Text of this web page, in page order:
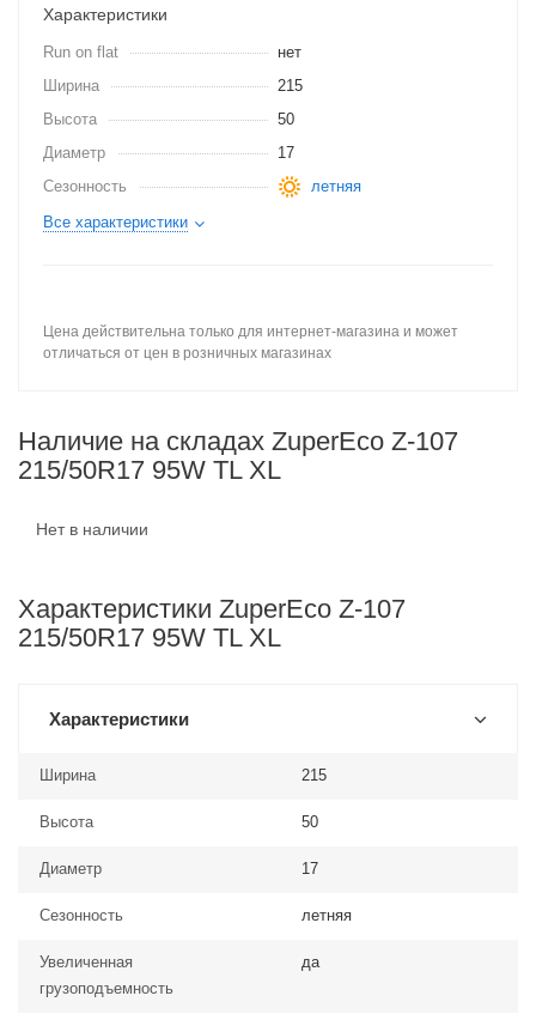
Характеристики
Run on flat
нет
Ширина
215
Высота
50
Диаметр
17
Сезонность
летняя
Все характеристики
Цена действительна только для интернет-магазина и может
отличаться от цен в розничных магазинах
Наличие на складах ZuperEco Z-107
215/50R17 95W TL XL
Нет в наличии
Характеристики ZuperEco Z-107
215/50R17 95W TL XL
Характеристики
Ширина 215
Высота 50
Диаметр 17
Сезонность летняя
Увеличенная
грузоподъемность
да